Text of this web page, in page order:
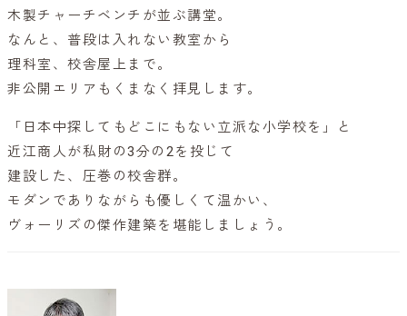
木製チャーチベンチが並ぶ講堂。
なんと、普段は入れない教室から
理科室、校舎屋上まで。
非公開エリアもくまなく拝見します。
「日本中探してもどこにもない立派な小学校を」と
近江商人が私財の3分の2を投じて
建設した、圧巻の校舎群。
モダンでありながらも優しくて温かい、
ヴォーリズの傑作建築を堪能しましょう。